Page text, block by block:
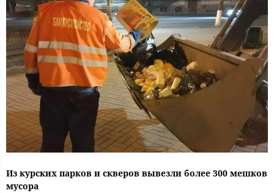
Из курских парков и скверов вывезли более 300 мешков
мусора